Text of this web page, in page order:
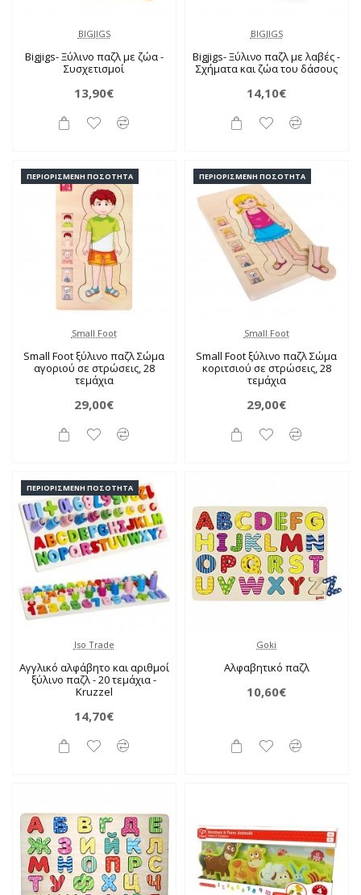
BIGJIGS
Bigjigs- Ξύλινο παζλ με ζώα -
Συσχετισμοί
13,90€
BIGJIGS
Bigjigs- Ξύλινο παζλ με λαβές -
Σχήματα και ζώα του δάσους
14,10€
ΠΕΡΙΟΡΙΣΜΈΝΗ ΠΟΣΌΤΗΤΑ
Small Foot
Small Foot ξύλινο παζλ Σώμα
αγοριού σε στρώσεις, 28
τεμάχια
29,00€
ΠΕΡΙΟΡΙΣΜΈΝΗ ΠΟΣΌΤΗΤΑ
Small Foot
Small Foot ξύλινο παζλ Σώμα
κοριτσιού σε στρώσεις, 28
τεμάχια
29,00€
ΠΕΡΙΟΡΙΣΜΈΝΗ ΠΟΣΌΤΗΤΑ
Iso Trade
Αγγλικό αλφάβητο και αριθμοί
ξύλινο παζλ - 20 τεμάχια -
Kruzzel
14,70€
Goki
Αλφαβητικό παζλ
10,60€